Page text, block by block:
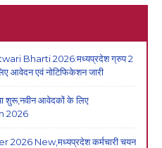
Bharti 2026:मध्यप्रदेश ग्रुप 2
आवेदन एवं नोटिफिकेशन जारी
शुरू,नवीन आवेदकों के लिए
2026
New,मध्यप्रदेश कर्मचारी चयन